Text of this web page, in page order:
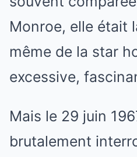
Monroe, elle était
même de la star
excessive,
Mais le 29 juin
brutalement